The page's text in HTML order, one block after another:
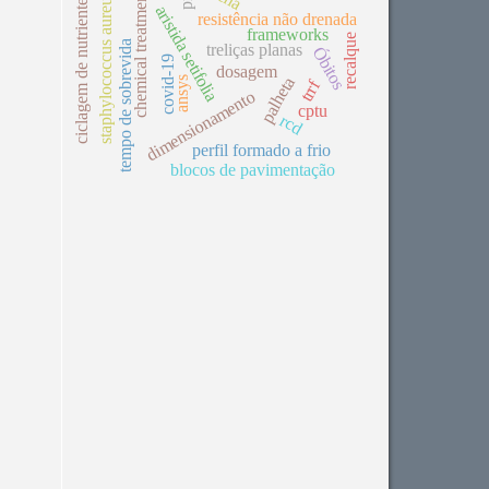
frameworks
aristida setifolia
dimensionamento
treliças planas
cptu
palheta
resistência não drenada
trrf
tempo de sobrevida Óbitos
covid-19
chemical treatment dosagem
ansys
perfil formado a frio
staphylococcus aureus
ciclagem de nutrientes
blocos de pavimentação
rcd
recalque